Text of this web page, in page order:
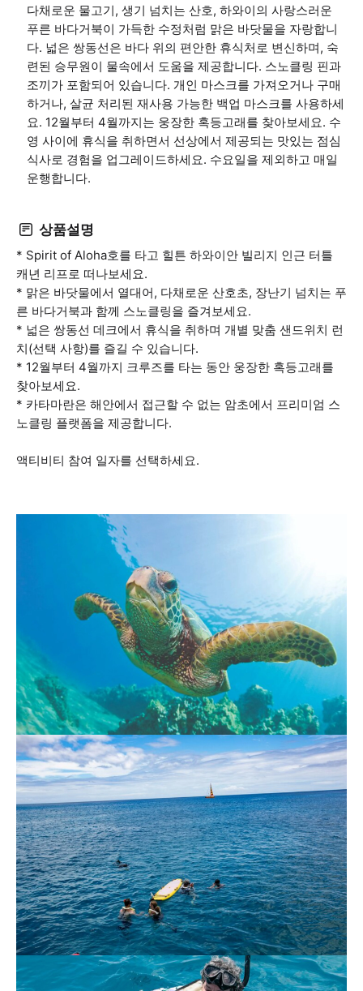
다채로운 물고기, 생기 넘치는 산호, 하와이의 사랑스러운
푸른 바다거북이 가득한 수정처럼 맑은 바닷물을 자랑합니
다. 넓은 쌍동선은 바다 위의 편안한 휴식처로 변신하며, 숙
련된 승무원이 물속에서 도움을 제공합니다. 스노클링 핀과
조끼가 포함되어 있습니다. 개인 마스크를 가져오거나 구매
하거나, 살균 처리된 재사용 가능한 백업 마스크를 사용하세
요. 12월부터 4월까지는 웅장한 혹등고래를 찾아보세요. 수
영 사이에 휴식을 취하면서 선상에서 제공되는 맛있는 점심
식사로 경험을 업그레이드하세요. 수요일을 제외하고 매일
운행합니다.
상품설명
* Spirit of Aloha호를 타고 힐튼 하와이안 빌리지 인근 터틀
캐년 리프로 떠나보세요.
* 맑은 바닷물에서 열대어, 다채로운 산호초, 장난기 넘치는 푸
른 바다거북과 함께 스노클링을 즐겨보세요.
* 넓은 쌍동선 데크에서 휴식을 취하며 개별 맞춤 샌드위치 런
치(선택 사항)를 즐길 수 있습니다.
* 12월부터 4월까지 크루즈를 타는 동안 웅장한 혹등고래를
찾아보세요.
* 카타마란은 해안에서 접근할 수 없는 암초에서 프리미엄 스
노클링 플랫폼을 제공합니다.
액티비티 참여 일자를 선택하세요.